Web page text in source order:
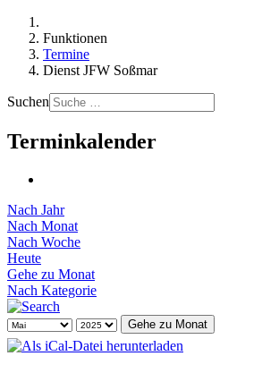
Funktionen
Termine
Dienst JFW Soßmar
Suchen
Terminkalender
Nach Jahr
Nach Monat
Nach Woche
Heute
Gehe zu Monat
Nach Kategorie
Gehe zu Monat